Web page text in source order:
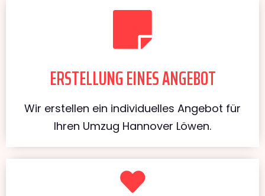
ERSTELLUNG EINES ANGEBOT
Wir erstellen ein individuelles Angebot für
Ihren Umzug Hannover Löwen.